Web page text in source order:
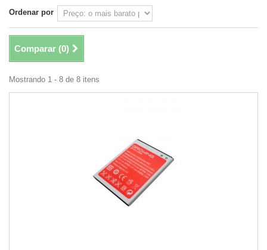
Ordenar por
Comparar (0)
Mostrando 1 - 8 de 8 itens